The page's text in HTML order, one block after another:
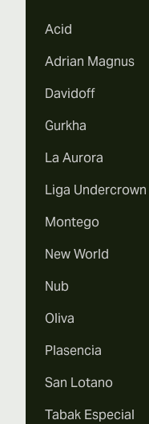
Acid
Adrian Magnus
Davidoff
Gurkha
La Aurora
Liga Undercrown
Montego
New World
Nub
Oliva
Plasencia
San Lotano
Tabak Especial